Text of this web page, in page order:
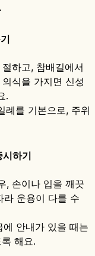
하고, 참배길에서
식을 가지면 신성
.
례를 기본으로, 주위
시하기
, 손이나 입을 깨끗
라 운용이 다를 수
안내가 있을 때는
해요.